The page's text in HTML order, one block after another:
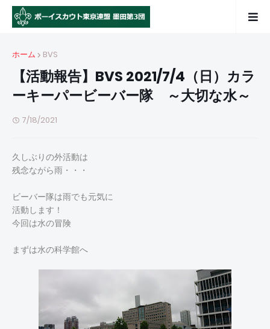
ホーム BVS
【活動報告】BVS 2021/7/4（日）カラ
ーキーパービーバー隊 ～大切な水～
7/18/2021
久しぶりの外活動は
残念ながら雨・・・
ビーバー隊は雨でも元気に
活動します！
今回は水の冒険
まずは水の科学館へ